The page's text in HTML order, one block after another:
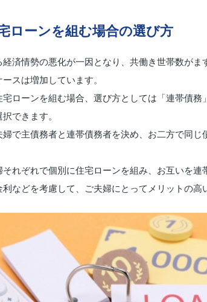
ローンを組む場合の選び方
経済情勢の悪化が一因となり、共働き世帯数が
スは増加しています。
ローンを組む場合、選び方としては「連帯債務
できます。
で主債務者と連帯債務者を決め、お二方で同
れぞれで個別に住宅ローンを組み、お互いを連
などを考慮して、ご夫婦にとってメリットの高